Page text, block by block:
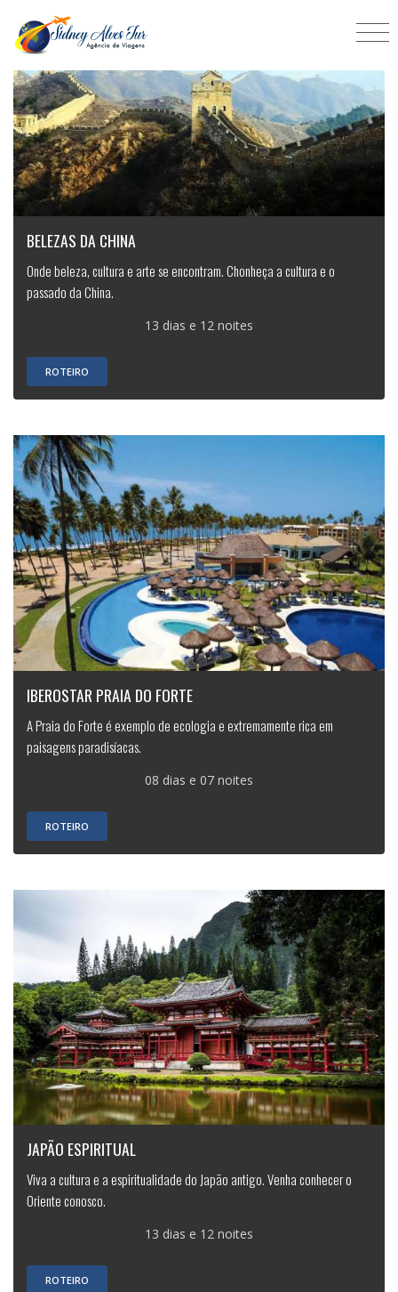
BELEZAS DA CHINA
Onde beleza, cultura e arte se encontram. Chonheça a cultura e o
passado da China.
13 dias e 12 noites
ROTEIRO
IBEROSTAR PRAIA DO FORTE
A Praia do Forte é exemplo de ecologia e extremamente rica em
paisagens paradisíacas.
08 dias e 07 noites
ROTEIRO
JAPÃO ESPIRITUAL
Viva a cultura e a espiritualidade do Japão antigo. Venha conhecer o
Oriente conosco.
13 dias e 12 noites
ROTEIRO